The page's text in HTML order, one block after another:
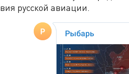
русской авиации.